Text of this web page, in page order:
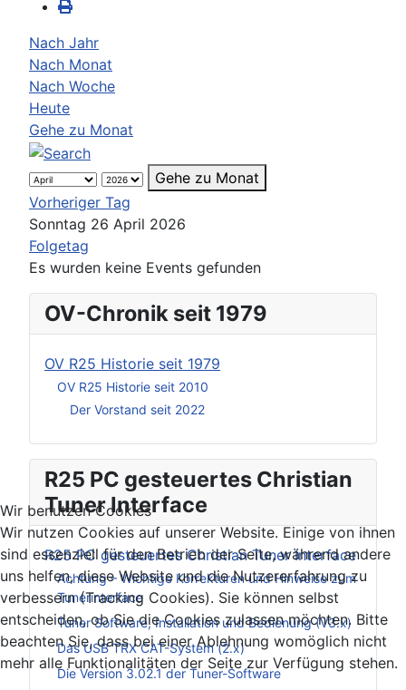
OV-Chronik seit 1979
OV R25 Historie seit 1979
OV R25 Historie seit 2010
Der Vorstand seit 2022
R25 PC gesteuertes Christian
Tuner Interface
R25 PC gesteuertes Christian Tuner Interface
Achtung – Wichtige Korrekturen und Hinweise zum
Tunerinterface
Tuner Software, Installation und Bedienung (V3.x)
Das USB TRX CAT-System (2.x)
Die Version 3.02.1 der Tuner-Software
Nach Jahr
Nach Monat
Nach Woche
Heute
Gehe zu Monat
Gehe zu Monat
Vorheriger Tag
Sonntag 26 April 2026
Folgetag
Es wurden keine Events gefunden
Wir benutzen Cookies
Wir nutzen Cookies auf unserer Website. Einige von ihnen
sind essenziell für den Betrieb der Seite, während andere
uns helfen, diese Website und die Nutzererfahrung zu
verbessern (Tracking Cookies). Sie können selbst
entscheiden, ob Sie die Cookies zulassen möchten. Bitte
beachten Sie, dass bei einer Ablehnung womöglich nicht
mehr alle Funktionalitäten der Seite zur Verfügung stehen.